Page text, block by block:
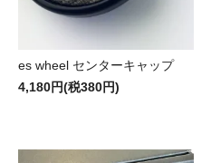
es wheel センターキャップ
4,180円(税380円)